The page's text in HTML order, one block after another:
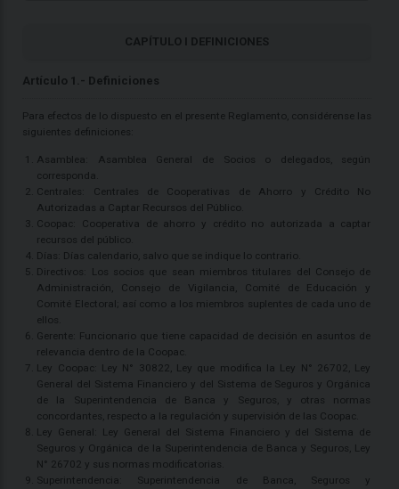
CAPÍTULO I DEFINICIONES
Artículo 1.- Definiciones
Para efectos de lo dispuesto en el presente Reglamento, considérense las
siguientes definiciones:
Asamblea: Asamblea General de Socios o delegados, según
corresponda.
Centrales: Centrales de Cooperativas de Ahorro y Crédito No
Autorizadas a Captar Recursos del Público.
Coopac: Cooperativa de ahorro y crédito no autorizada a captar
recursos del público.
Días: Días calendario, salvo que se indique lo contrario.
Directivos: Los socios que sean miembros titulares del Consejo de
Administración, Consejo de Vigilancia, Comité de Educación y
Comité Electoral; así como a los miembros suplentes de cada uno de
ellos.
Gerente: Funcionario que tiene capacidad de decisión en asuntos de
relevancia dentro de la Coopac.
Ley Coopac: Ley N° 30822, Ley que modifica la Ley N° 26702, Ley
General del Sistema Financiero y del Sistema de Seguros y Orgánica
de la Superintendencia de Banca y Seguros, y otras normas
concordantes, respecto a la regulación y supervisión de las Coopac.
Ley General: Ley General del Sistema Financiero y del Sistema de
Seguros y Orgánica de la Superintendencia de Banca y Seguros, Ley
N° 26702 y sus normas modificatorias.
Superintendencia: Superintendencia de Banca, Seguros y